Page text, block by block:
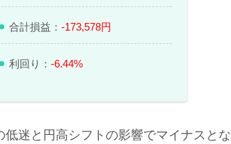
合計損益： -173,578円
利回り： -6.44%
迷と円高シフトの影響でマイナスとな